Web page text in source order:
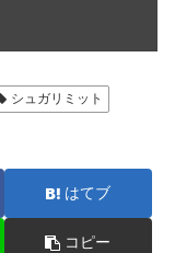
シュガリミット
はてブ
コピー